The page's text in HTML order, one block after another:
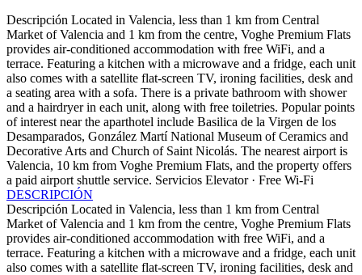
Descripción Located in Valencia, less than 1 km from Central
Market of Valencia and 1 km from the centre, Voghe Premium Flats
provides air-conditioned accommodation with free WiFi, and a
terrace. Featuring a kitchen with a microwave and a fridge, each unit
also comes with a satellite flat-screen TV, ironing facilities, desk and
a seating area with a sofa. There is a private bathroom with shower
and a hairdryer in each unit, along with free toiletries. Popular points
of interest near the aparthotel include Basilica de la Virgen de los
Desamparados, González Martí National Museum of Ceramics and
Decorative Arts and Church of Saint Nicolás. The nearest airport is
Valencia, 10 km from Voghe Premium Flats, and the property offers
a paid airport shuttle service. Servicios Elevator · Free Wi-Fi
DESCRIPCIÓN
Descripción Located in Valencia, less than 1 km from Central
Market of Valencia and 1 km from the centre, Voghe Premium Flats
provides air-conditioned accommodation with free WiFi, and a
terrace. Featuring a kitchen with a microwave and a fridge, each unit
also comes with a satellite flat-screen TV, ironing facilities, desk and